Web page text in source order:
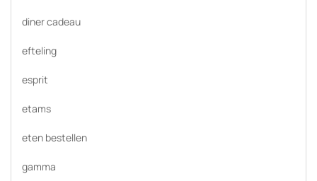
diner cadeau
efteling
esprit
etams
eten bestellen
gamma